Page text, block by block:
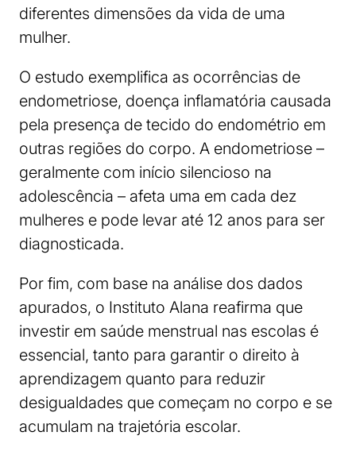
diferentes dimensões da vida de uma
mulher.
O estudo exemplifica as ocorrências de
endometriose, doença inflamatória causada
pela presença de tecido do endométrio em
outras regiões do corpo. A endometriose –
geralmente com início silencioso na
adolescência – afeta uma em cada dez
mulheres e pode levar até 12 anos para ser
diagnosticada.
Por fim, com base na análise dos dados
apurados, o Instituto Alana reafirma que
investir em saúde menstrual nas escolas é
essencial, tanto para garantir o direito à
aprendizagem quanto para reduzir
desigualdades que começam no corpo e se
acumulam na trajetória escolar.